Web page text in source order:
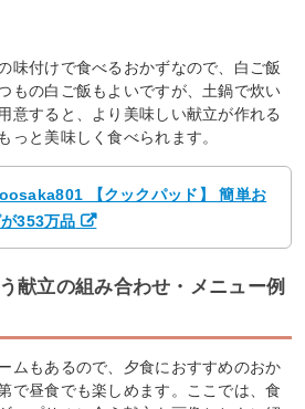
味付けで食べるおかずなので、白ご飯
もの白ご飯もよいですが、土鍋で炊い
意すると、より美味しい献立が作れる
っと美味しく食べられます。
【クックパッド】 簡単お
353万品
献立の組み合わせ・メニュー例
ムもあるので、夕食におすすめのおか
で昼食でも楽しめます。ここでは、食